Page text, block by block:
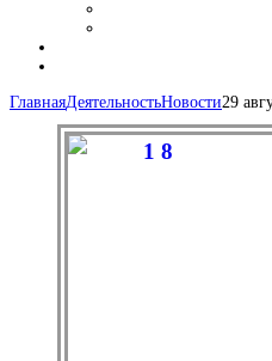
ГлавнаяДеятельностьНовости29